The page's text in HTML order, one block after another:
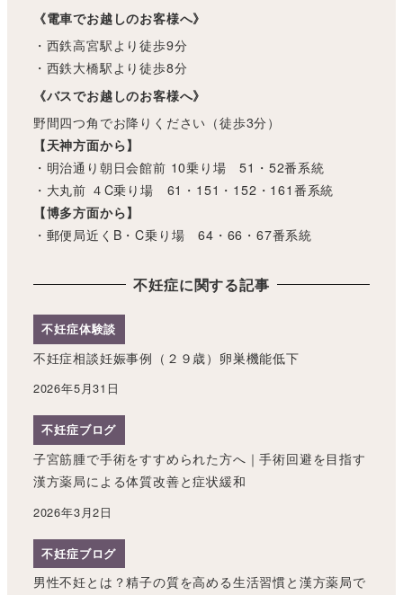
《電車でお越しのお客様へ》
・西鉄高宮駅より徒歩9分
・西鉄大橋駅より徒歩8分
《バスでお越しのお客様へ》
野間四つ角でお降りください（徒歩3分）
【天神方面から】
・明治通り朝日会館前 10乗り場 51・52番系統
・大丸前 ４C乗り場 61・151・152・161番系統
【博多方面から】
・郵便局近くB・C乗り場 64・66・67番系統
不妊症に関する記事
不妊症体験談
不妊症相談妊娠事例（２９歳）卵巣機能低下
2026年5月31日
不妊症ブログ
子宮筋腫で手術をすすめられた方へ｜手術回避を目指す
漢方薬局による体質改善と症状緩和
2026年3月2日
不妊症ブログ
男性不妊とは？精子の質を高める生活習慣と漢方薬局で